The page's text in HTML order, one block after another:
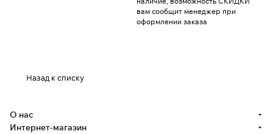
вам сообщит менеджер при
оформлении заказа
Назад к списку
О нас
Интернет-магазин